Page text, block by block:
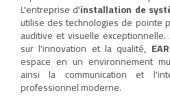
L'entreprise d'installation de
utilise des technologies de pointe
auditive et visuelle
sur l'innovation et la qualité,
espace en un environnement
ainsi la communication et
professionnel moderne.